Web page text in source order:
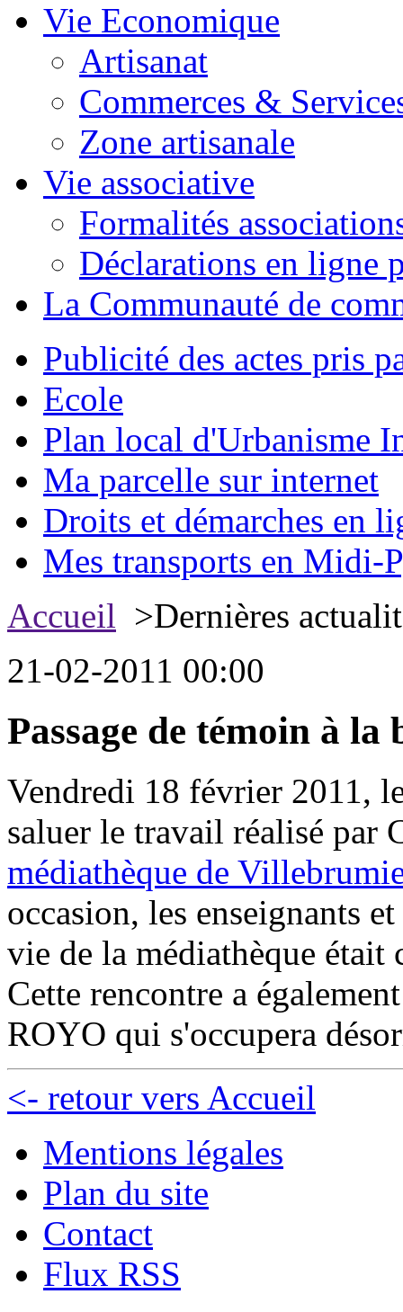
Vie Economique
Artisanat
Commerces &
Zone artisanale
Vie associative
Formalités
Déclarations en ligne
La Communauté de
Publicité des actes pris
Ecole
Plan local d'Urbanisme
Ma parcelle sur internet
Droits et démarches en
Mes transports en Midi-
Accueil >Dernières
21-02-2011 00:00
Passage de témoin à la
Vendredi 18 février 2011,
saluer le travail réalisé par
médiathèque de
occasion, les enseignants
vie de la médiathèque
Cette rencontre a
ROYO qui s'occupera
<- retour vers Accueil
Mentions légales
Plan du site
Contact
Flux RSS